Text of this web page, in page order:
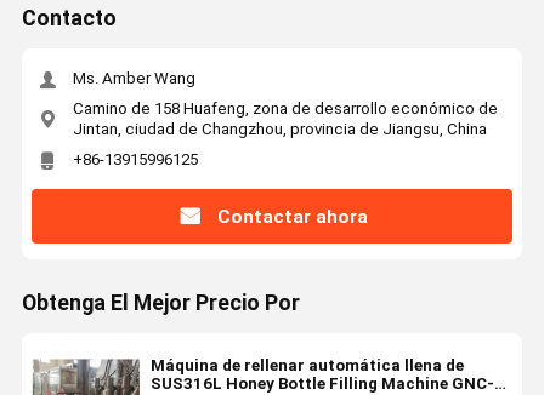
Contacto
Ms. Amber Wang
Camino de 158 Huafeng, zona de desarrollo económico de
Jintan, ciudad de Changzhou, provincia de Jiangsu, China
+86-13915996125
Contactar ahora
Obtenga El Mejor Precio Por
Máquina de rellenar automática llena de
SUS316L Honey Bottle Filling Machine GNC-